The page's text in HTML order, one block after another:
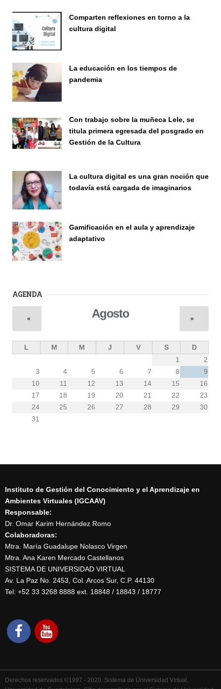
Comparten reflexiones en torno a la
cultura digital
La educación en los tiempos de
pandemia
Con trabajo sobre la muñeca Lele, se
titula primera egresada del posgrado en
Gestión de la Cultura
La cultura digital es una gran noción que
todavía está cargada de imaginarios
Gamificación en el aula y aprendizaje
adaptativo
AGENDA
Agosto
« »
L M M J V S
D
1
2
3
4 5 6 7 8
9
10
11 12 13 14 15
16
17
18 19 20 21 22
23
24
25 26 27 28 29
30
31
Instituto de Gestión del Conocimiento y el Aprendizaje en
Ambientes Virtuales (IGCAAV)
Responsable:
Dr. Omar Karim Hernández Romo
Colaboradoras:
Mtra. María Guadalupe Nolasco Virgen
Mtra. Ana Karen Mercado Castellanos
SISTEMA DE UNIVERSIDAD VIRTUAL
Av. La Paz No. 2453, Col. Arcos Sur, C.P. 44130
Tel: +52 33 3268 8888‏ ext. 18848 / 18843 / 18777
Derechos reservados ©1997 - 2020. Sistema de Universidad Virtual,